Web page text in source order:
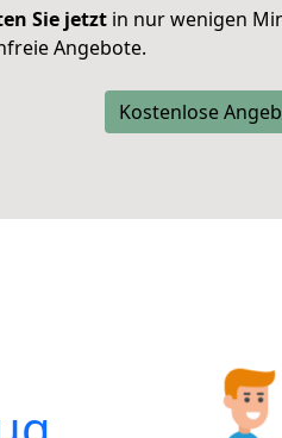
Sie jetzt in nur wenigen
Angebote.
Kostenlose